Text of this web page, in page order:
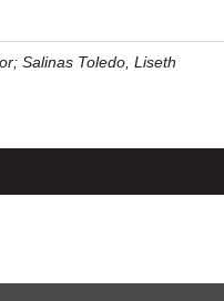
; Salinas Toledo, Liseth